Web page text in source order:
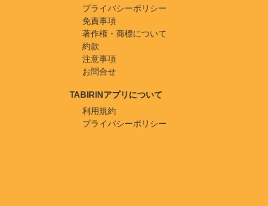
プライバシーポリシー
免責事項
著作権・商標について
約款
注意事項
お問合せ
TABIRINアプリについて
利用規約
プライバシーポリシー